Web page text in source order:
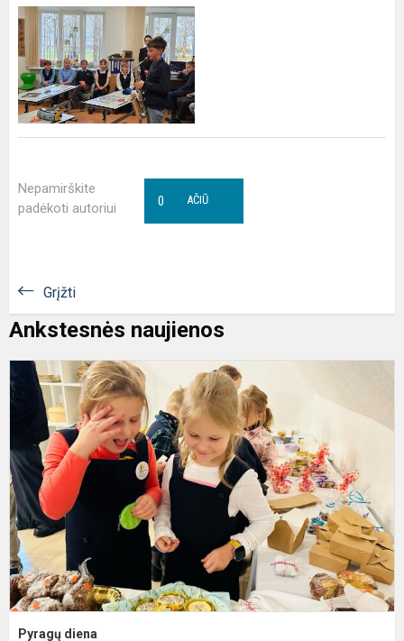
Nepamirškite
padėkoti autoriui
AČIŪ
0
Grįžti
Ankstesnės naujienos
Pyragų diena